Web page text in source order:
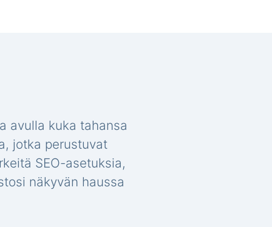
avulla kuka tahansa
jotka perustuvat
SEO-asetuksia,
näkyvän haussa